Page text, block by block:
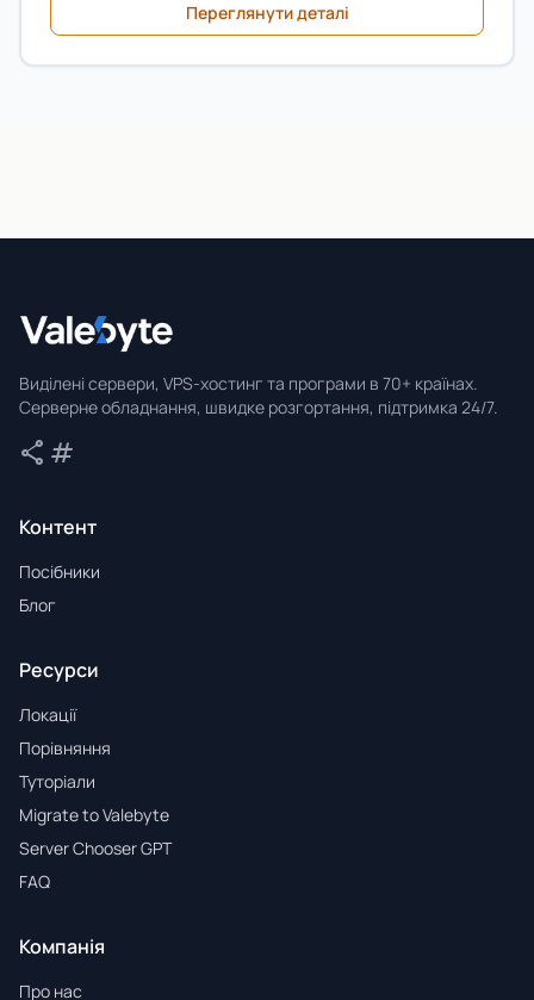
Переглянути деталі
Виділені сервери, VPS-хостинг та програми в 70+ країнах.
Серверне обладнання, швидке розгортання, підтримка 24/7.
share Поділитися
tag
Контент
Посібники
Блог
Ресурси
Локації
Порівняння
Туторіали
Migrate to Valebyte
Server Chooser GPT
FAQ
Компанія
Про нас